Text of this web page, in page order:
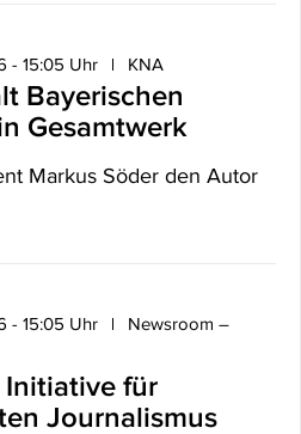
- 15:05 Uhr KNA
Bayerischen
Gesamtwerk
Markus Söder den Autor
- 15:05 Uhr
Newsroom –
Initiative für
Journalismus